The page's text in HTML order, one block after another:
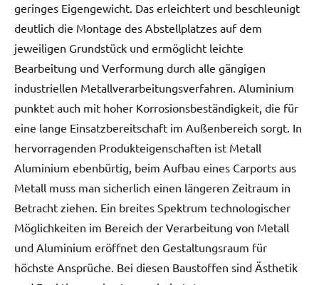
geringes Eigengewicht. Das erleichtert und beschleunigt
deutlich die Montage des Abstellplatzes auf dem
jeweiligen Grundstück und ermöglicht leichte
Bearbeitung und Verformung durch alle gängigen
industriellen Metallverarbeitungsverfahren. Aluminium
punktet auch mit hoher Korrosionsbeständigkeit, die für
eine lange Einsatzbereitschaft im Außenbereich sorgt. In
hervorragenden Produkteigenschaften ist Metall
Aluminium ebenbürtig, beim Aufbau eines Carports aus
Metall muss man sicherlich einen längeren Zeitraum in
Betracht ziehen. Ein breites Spektrum technologischer
Möglichkeiten im Bereich der Verarbeitung von Metall
und Aluminium eröffnet den Gestaltungsraum für
höchste Ansprüche. Bei diesen Baustoffen sind Ästhetik